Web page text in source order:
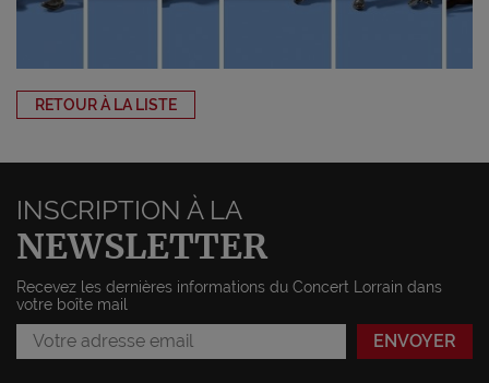
RETOUR À LA LISTE
INSCRIPTION À LA
NEWSLETTER
Recevez les dernières informations du Concert Lorrain dans
votre boîte mail